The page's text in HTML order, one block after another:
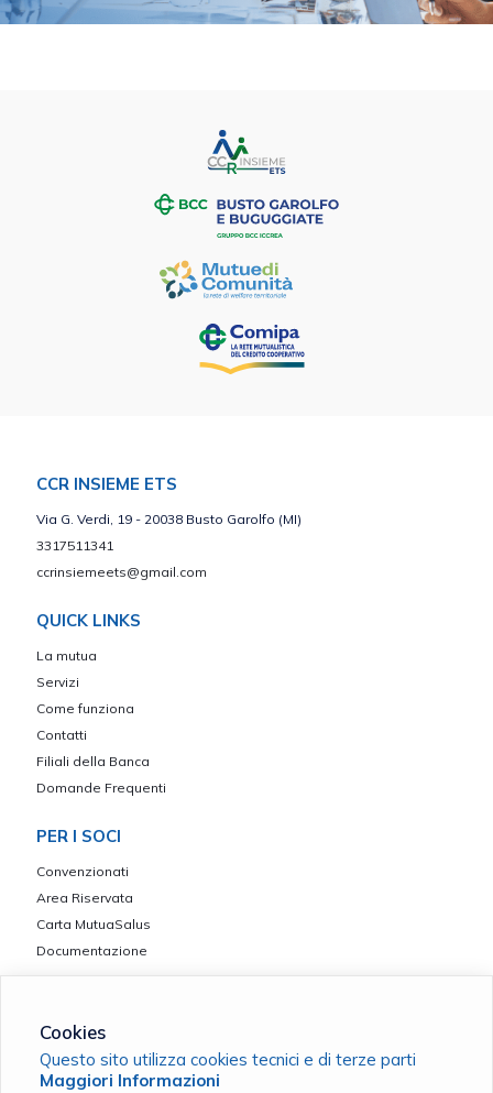
CCR INSIEME ETS
Via G. Verdi, 19 - 20038 Busto Garolfo (MI)
3317511341
ccrinsiemeets@gmail.com
QUICK LINKS
La mutua
Servizi
Come funziona
Contatti
Filiali della Banca
Domande Frequenti
PER I SOCI
Convenzionati
Area Riservata
Carta MutuaSalus
Documentazione
CCR Insieme ETS - Ente iscritto nel Registro Unico Nazionale del
Cookies
Questo sito utilizza cookies tecnici e di terze parti
Maggiori Informazioni